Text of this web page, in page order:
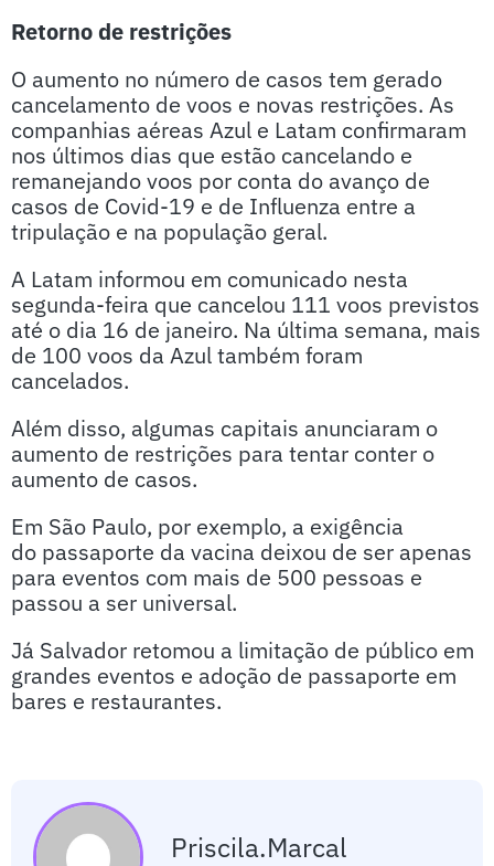
Retorno de restrições
O aumento no número de casos tem gerado
cancelamento de voos e novas restrições. As
companhias aéreas Azul e Latam confirmaram
nos últimos dias que estão cancelando e
remanejando voos por conta do avanço de
casos de Covid-19 e de Influenza entre a
tripulação e na população geral.
A Latam informou em comunicado nesta
segunda-feira que cancelou 111 voos previstos
até o dia 16 de janeiro. Na última semana, mais
de 100 voos da Azul também foram
cancelados.
Além disso, algumas capitais anunciaram o
aumento de restrições para tentar conter o
aumento de casos.
Em São Paulo, por exemplo, a exigência
do passaporte da vacina deixou de ser apenas
para eventos com mais de 500 pessoas e
passou a ser universal.
Já Salvador retomou a limitação de público em
grandes eventos e adoção de passaporte em
bares e restaurantes.
Priscila.marcal